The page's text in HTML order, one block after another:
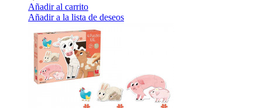
Añadir al carrito
Añadir a la lista de deseos